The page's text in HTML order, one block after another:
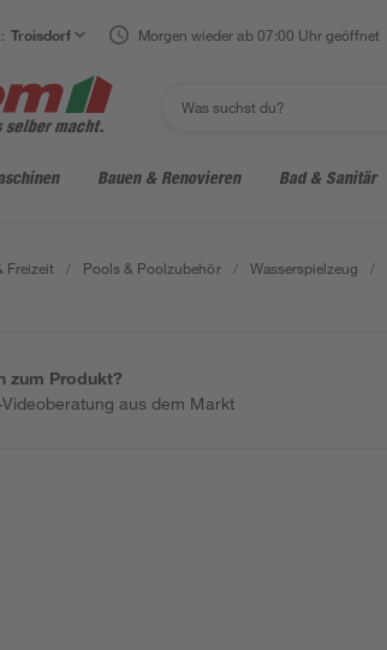
Troisdorf Morgen wieder ab 07:00 Uhr geöffnet
Bauen & Renovieren Bad & Sanitär
Freizeit / Pools & Poolzubehör / Wasserspielzeug /
zum Produkt?
Videoberatung aus dem Markt